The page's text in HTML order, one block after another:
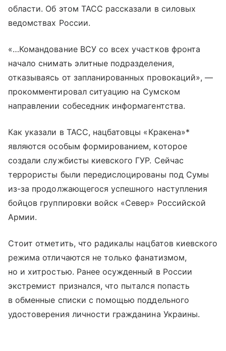
области. Об этом ТАСС рассказали в силовых
ведомствах России.
«…Командование ВСУ со всех участков фронта
начало снимать элитные подразделения,
отказываясь от запланированных провокаций», —
прокомментировал ситуацию на Сумском
направлении собеседник информагентства.
Как указали в ТАСС, нацбатовцы «Кракена»*
являются особым формированием, которое
создали службисты киевского ГУР. Сейчас
террористы были передислоцированы под Сумы
из-за продолжающегося успешного наступления
бойцов группировки войск «Север» Российской
Армии.
Стоит отметить, что радикалы нацбатов киевского
режима отличаются не только фанатизмом,
но и хитростью. Ранее осужденный в России
экстремист признался, что пытался попасть
в обменные списки с помощью поддельного
удостоверения личности гражданина Украины.